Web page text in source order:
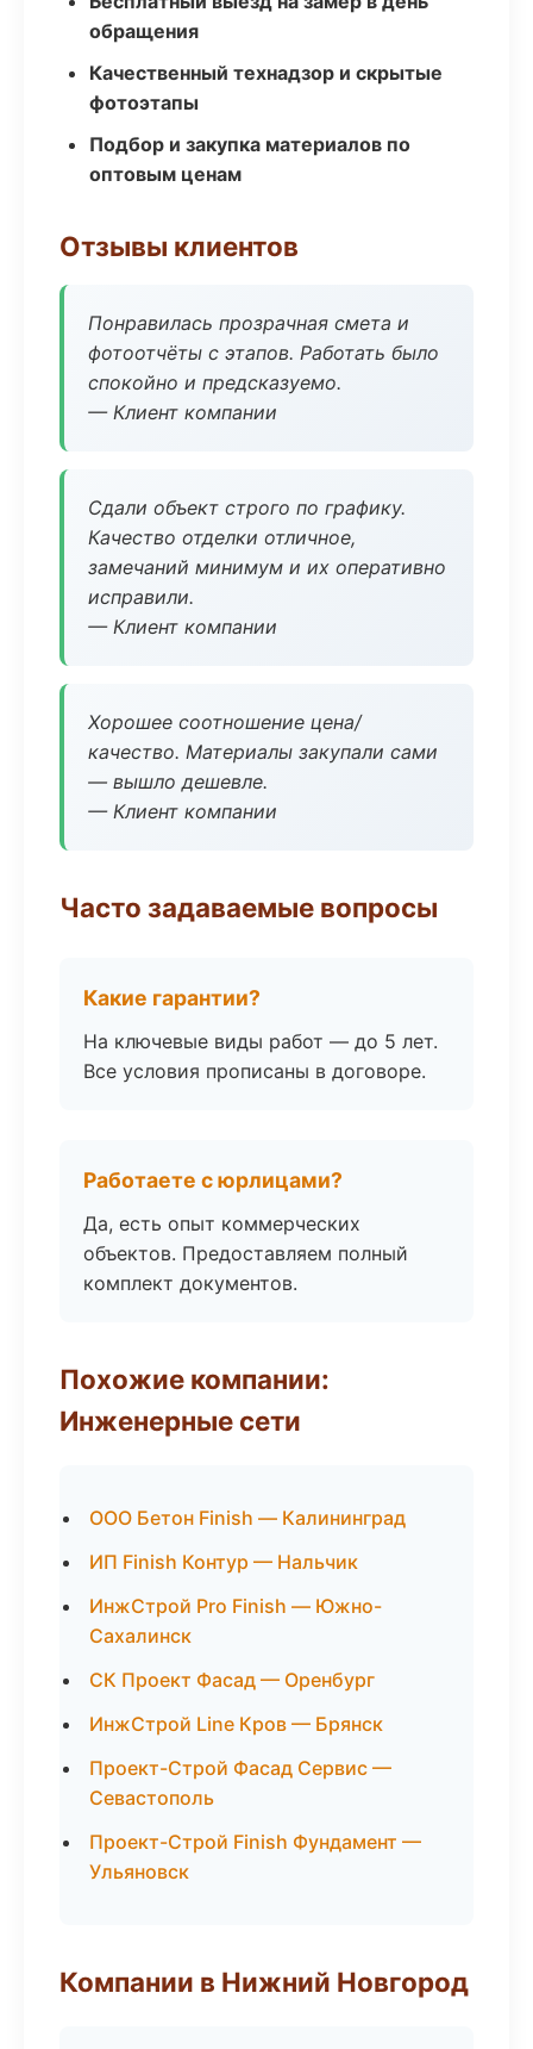
обращения
Качественный технадзор и скрытые
фотоэтапы
Подбор и закупка материалов по
оптовым ценам
Отзывы клиентов
Понравилась прозрачная смета и
фотоотчёты с этапов. Работать было
спокойно и предсказуемо.
— Клиент компании
Сдали объект строго по графику.
Качество отделки отличное,
замечаний минимум и их оперативно
исправили.
— Клиент компании
Хорошее соотношение цена/
качество. Материалы закупали сами
— вышло дешевле.
— Клиент компании
Часто задаваемые вопросы
Какие гарантии?
На ключевые виды работ — до 5 лет.
Все условия прописаны в договоре.
Работаете с юрлицами?
Да, есть опыт коммерческих
объектов. Предоставляем полный
комплект документов.
Похожие компании:
Инженерные сети
ООО Бетон Finish — Калининград
ИП Finish Контур — Нальчик
ИнжСтрой Pro Finish — Южно-
Сахалинск
СК Проект Фасад — Оренбург
ИнжСтрой Line Кров — Брянск
Проект-Строй Фасад Сервис —
Севастополь
Проект-Строй Finish Фундамент —
Ульяновск
Компании в Нижний Новгород